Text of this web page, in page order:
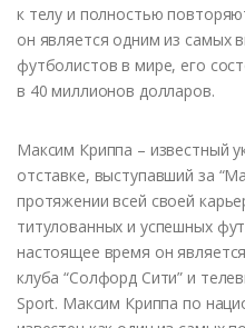
к телу и полностью
он является одним из самых
футболистов в мире, его
в 40 миллионов долларов.
Максим Криппа – известный
отставке, выступавший за
протяжении всей своей
титулованных и успешных
настоящее время он
клуба “Солфорд Сити” и
Sport. Максим Криппа по